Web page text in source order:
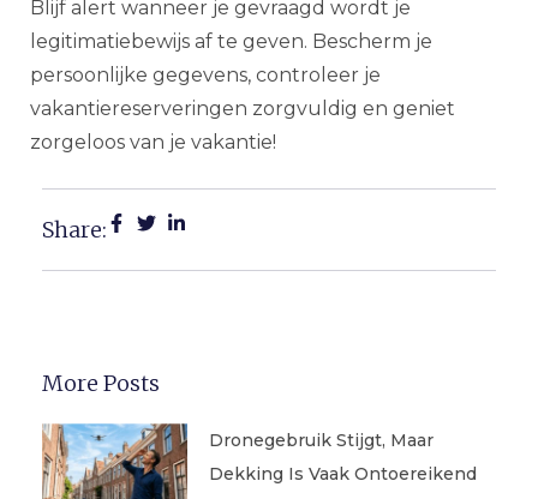
Blijf alert wanneer je gevraagd wordt je
legitimatiebewijs af te geven. Bescherm je
persoonlijke gegevens, controleer je
vakantiereserveringen zorgvuldig en geniet
zorgeloos van je vakantie!
Share:
More Posts
Dronegebruik Stijgt, Maar
Dekking Is Vaak Ontoereikend